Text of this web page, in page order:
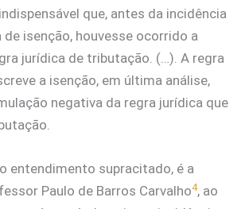
que, antes da incidência
isenção, houvesse ocorrido a
jurídica de tributação. (…). A regra
a isenção, em última análise,
negativa da regra jurídica que
entendimento supracitado, é a
Paulo de Barros Carvalho4, ao